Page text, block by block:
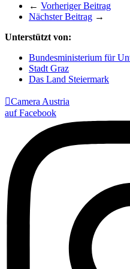
← Vorheriger Beitrag
Nächster Beitrag →
Unterstützt von:
Bundesministerium für
Stadt Graz
Das Land Steiermark
Camera Austria
auf Facebook